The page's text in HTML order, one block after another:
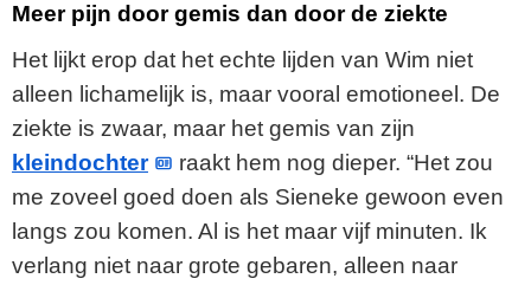
Meer pijn door gemis dan door de ziekte
Het lijkt erop dat het echte lijden van Wim niet
alleen lichamelijk is, maar vooral emotioneel. De
ziekte is zwaar, maar het gemis van zijn
kleindochter
raakt hem nog dieper. “Het zou
me zoveel goed doen als Sieneke gewoon even
langs zou komen. Al is het maar vijf minuten. Ik
verlang niet naar grote gebaren, alleen naar